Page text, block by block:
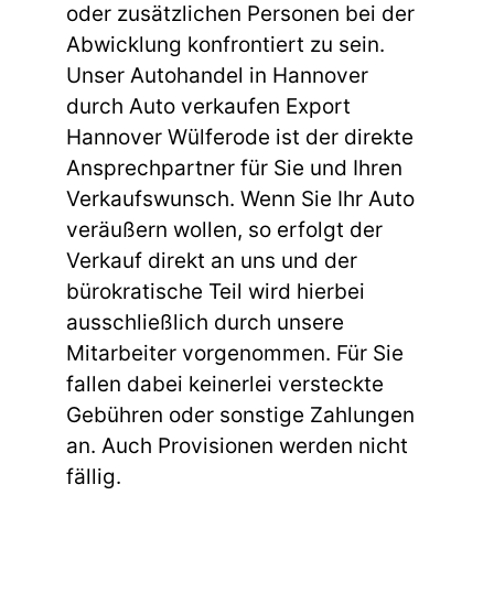
oder zusätzlichen Personen bei der
Abwicklung konfrontiert zu sein.
Unser Autohandel in Hannover
durch Auto verkaufen Export
Hannover Wülferode ist der direkte
Ansprechpartner für Sie und Ihren
Verkaufswunsch. Wenn Sie Ihr Auto
veräußern wollen, so erfolgt der
Verkauf direkt an uns und der
bürokratische Teil wird hierbei
ausschließlich durch unsere
Mitarbeiter vorgenommen. Für Sie
fallen dabei keinerlei versteckte
Gebühren oder sonstige Zahlungen
an. Auch Provisionen werden nicht
fällig.